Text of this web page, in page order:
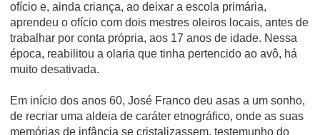
ofício e, ainda criança, ao deixar a escola primária,
aprendeu o ofício com dois mestres oleiros locais, antes de
trabalhar por conta própria, aos 17 anos de idade. Nessa
época, reabilitou a olaria que tinha pertencido ao avô, há
muito desativada.
Em início dos anos 60, José Franco deu asas a um sonho,
de recriar uma aldeia de caráter etnográfico, onde as suas
memórias de infância se cristalizassem, testemunho do